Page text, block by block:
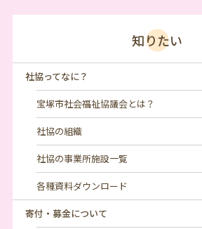
知りたい
社協ってなに？
宝塚市社会福祉協議会とは？
社協の組織
社協の事業所施設一覧
各種資料ダウンロード
寄付・募金について